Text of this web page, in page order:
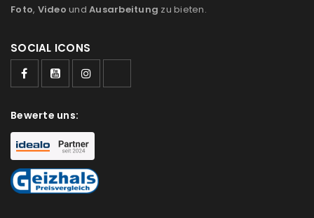
Foto, Video und Ausarbeitung zu bieten.
SOCIAL ICONS
Bewerte uns: